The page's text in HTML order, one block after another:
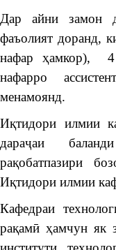
Дар айни замон
фаъолият доранд,
нафар ҳамкор), 4
нафарро
менамоянд.
Иқтидори илмии
дараҷаи
рақобатпазири
Иқтидори илмии
Кафедраи
рақамӣ ҳамчун як